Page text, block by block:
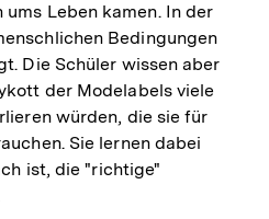
ums Leben kamen. In der
Bedingungen
Die Schüler wissen aber
der Modelabels viele
würden, die sie für
Sie lernen dabei
ist, die "richtige"